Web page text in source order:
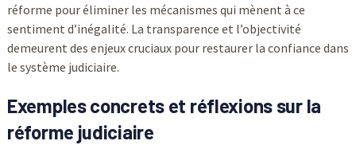
réforme pour éliminer les mécanismes qui mènent à ce
sentiment d’inégalité. La transparence et l’objectivité
demeurent des enjeux cruciaux pour restaurer la confiance dans
le système judiciaire.
Exemples concrets et réflexions sur la
réforme judiciaire